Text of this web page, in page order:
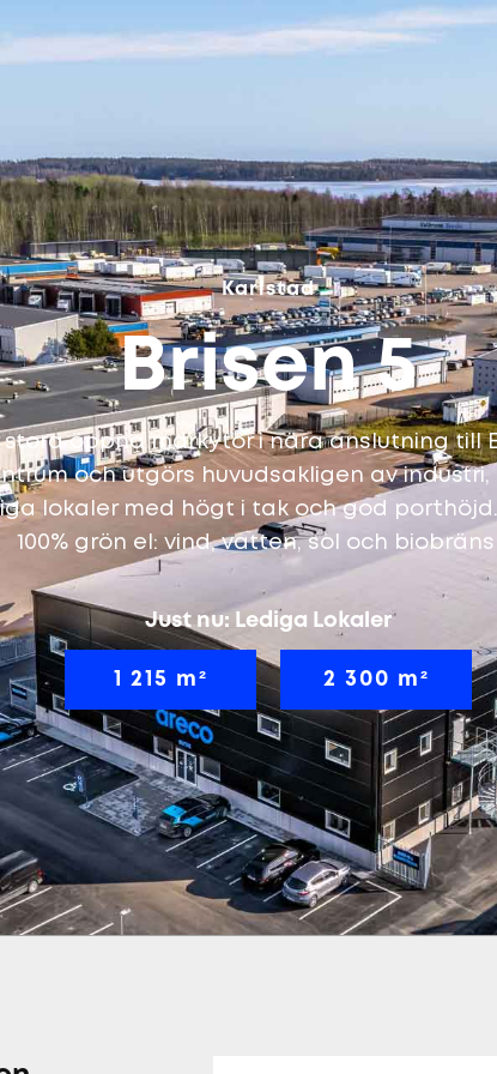
Karlstad
Brisen 5
öppna markytor i nära anslutning till
och utgörs huvudsakligen av industri,
lokaler med högt i tak och god
100% grön el: vind, vatten, sol och
Just nu: Lediga Lokaler
1 215 m² 2 300 m²